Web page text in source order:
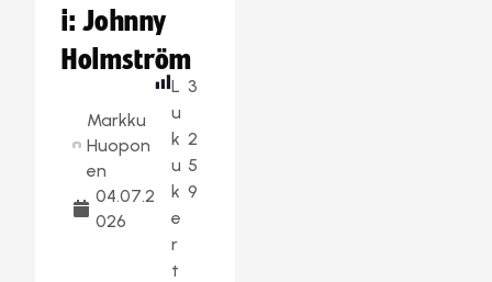
i: Johnny
Holmström
Markku
Huopon
en
04.07.2
026
L
u
k
u
k
e
r
t
3
2
5
9